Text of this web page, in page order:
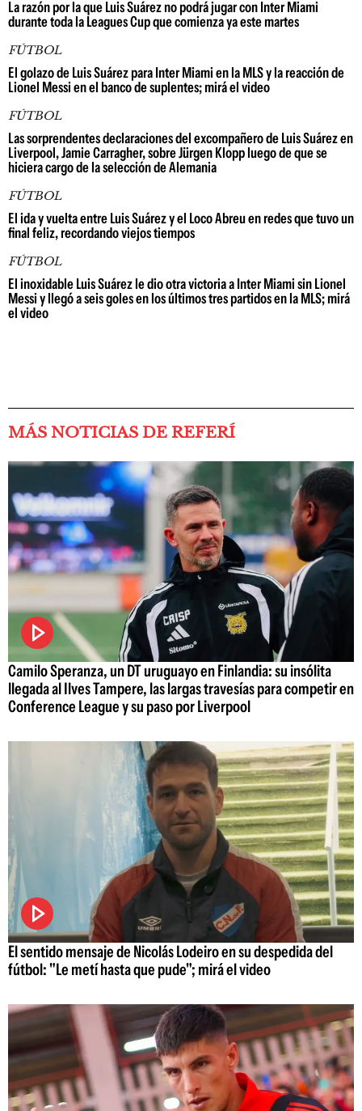
La razón por la que Luis Suárez no podrá jugar con Inter Miami
durante toda la Leagues Cup que comienza ya este martes
FÚTBOL
El golazo de Luis Suárez para Inter Miami en la MLS y la reacción de
Lionel Messi en el banco de suplentes; mirá el video
FÚTBOL
Las sorprendentes declaraciones del excompañero de Luis Suárez en
Liverpool, Jamie Carragher, sobre Jürgen Klopp luego de que se
hiciera cargo de la selección de Alemania
FÚTBOL
El ida y vuelta entre Luis Suárez y el Loco Abreu en redes que tuvo un
final feliz, recordando viejos tiempos
FÚTBOL
El inoxidable Luis Suárez le dio otra victoria a Inter Miami sin Lionel
Messi y llegó a seis goles en los últimos tres partidos en la MLS; mirá
el video
MÁS NOTICIAS DE REFERÍ
Camilo Speranza, un DT uruguayo en Finlandia: su insólita
llegada al Ilves Tampere, las largas travesías para competir en
Conference League y su paso por Liverpool
El sentido mensaje de Nicolás Lodeiro en su despedida del
fútbol: "Le metí hasta que pude"; mirá el video